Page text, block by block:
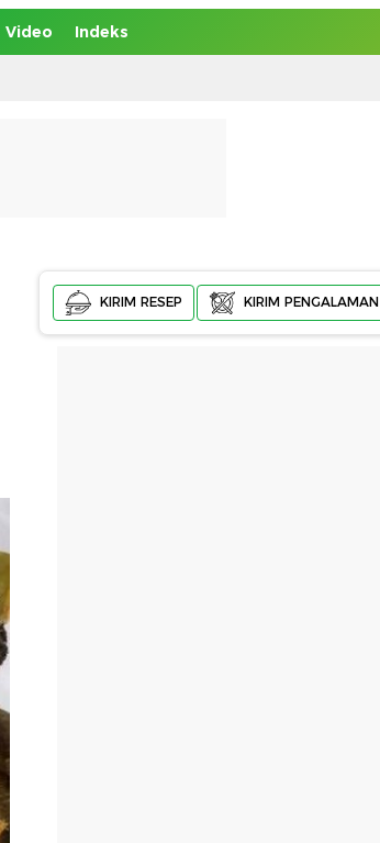
Video Indeks
KIRIM RESEP KIRIM PENGALAMAN